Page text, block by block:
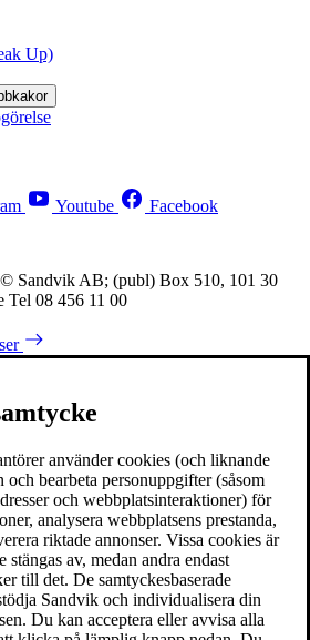
Up)
Youtube Facebook
Sandvik AB; (publ) Box 510, 101 30
Tel 08 456 11 00
använder cookies (och liknande
bearbeta personuppgifter (såsom
och webbplatsinteraktioner) för
analysera webbplatsens prestanda,
riktade annonser. Vissa cookies är
av, medan andra endast
till det. De samtyckesbaserade
Sandvik och individualisera din
Du kan acceptera eller avvisa alla